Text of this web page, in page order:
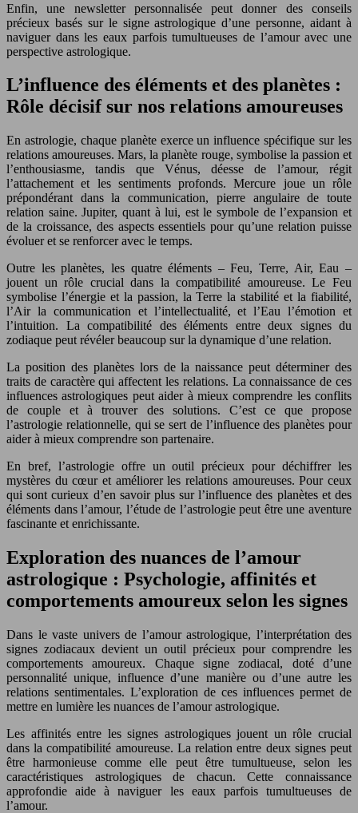
Enfin, une newsletter personnalisée peut donner des conseils
précieux basés sur le signe astrologique d’une personne, aidant à
naviguer dans les eaux parfois tumultueuses de l’amour avec une
perspective astrologique.
L’influence des éléments et des planètes :
Rôle décisif sur nos relations amoureuses
En astrologie, chaque planète exerce un influence spécifique sur les
relations amoureuses. Mars, la planète rouge, symbolise la passion et
l’enthousiasme, tandis que Vénus, déesse de l’amour, régit
l’attachement et les sentiments profonds. Mercure joue un rôle
prépondérant dans la communication, pierre angulaire de toute
relation saine. Jupiter, quant à lui, est le symbole de l’expansion et
de la croissance, des aspects essentiels pour qu’une relation puisse
évoluer et se renforcer avec le temps.
Outre les planètes, les quatre éléments – Feu, Terre, Air, Eau –
jouent un rôle crucial dans la compatibilité amoureuse. Le Feu
symbolise l’énergie et la passion, la Terre la stabilité et la fiabilité,
l’Air la communication et l’intellectualité, et l’Eau l’émotion et
l’intuition. La compatibilité des éléments entre deux signes du
zodiaque peut révéler beaucoup sur la dynamique d’une relation.
La position des planètes lors de la naissance peut déterminer des
traits de caractère qui affectent les relations. La connaissance de ces
influences astrologiques peut aider à mieux comprendre les conflits
de couple et à trouver des solutions. C’est ce que propose
l’astrologie relationnelle, qui se sert de l’influence des planètes pour
aider à mieux comprendre son partenaire.
En bref, l’astrologie offre un outil précieux pour déchiffrer les
mystères du cœur et améliorer les relations amoureuses. Pour ceux
qui sont curieux d’en savoir plus sur l’influence des planètes et des
éléments dans l’amour, l’étude de l’astrologie peut être une aventure
fascinante et enrichissante.
Exploration des nuances de l’amour
astrologique : Psychologie, affinités et
comportements amoureux selon les signes
Dans le vaste univers de l’amour astrologique, l’interprétation des
signes zodiacaux devient un outil précieux pour comprendre les
comportements amoureux. Chaque signe zodiacal, doté d’une
personnalité unique, influence d’une manière ou d’une autre les
relations sentimentales. L’exploration de ces influences permet de
mettre en lumière les nuances de l’amour astrologique.
Les affinités entre les signes astrologiques jouent un rôle crucial
dans la compatibilité amoureuse. La relation entre deux signes peut
être harmonieuse comme elle peut être tumultueuse, selon les
caractéristiques astrologiques de chacun. Cette connaissance
approfondie aide à naviguer les eaux parfois tumultueuses de
l’amour.